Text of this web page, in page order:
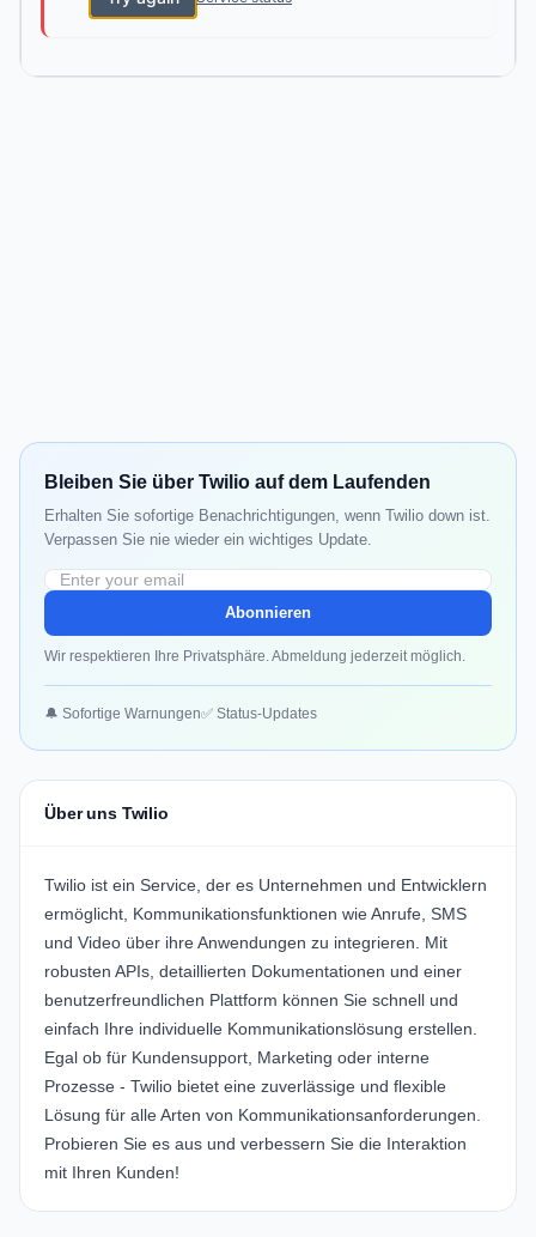
Bleiben Sie über Twilio auf dem Laufenden
Erhalten Sie sofortige Benachrichtigungen, wenn Twilio down ist.
Verpassen Sie nie wieder ein wichtiges Update.
Abonnieren
Wir respektieren Ihre Privatsphäre. Abmeldung jederzeit möglich.
🔔 Sofortige Warnungen✅ Status-Updates
Über uns Twilio
Twilio ist ein Service, der es Unternehmen und Entwicklern
ermöglicht, Kommunikationsfunktionen wie Anrufe, SMS
und Video über ihre Anwendungen zu integrieren. Mit
robusten APIs, detaillierten Dokumentationen und einer
benutzerfreundlichen Plattform können Sie schnell und
einfach Ihre individuelle Kommunikationslösung erstellen.
Egal ob für Kundensupport, Marketing oder interne
Prozesse - Twilio bietet eine zuverlässige und flexible
Lösung für alle Arten von Kommunikationsanforderungen.
Probieren Sie es aus und verbessern Sie die Interaktion
mit Ihren Kunden!